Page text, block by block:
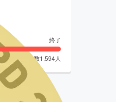
終了
支援者数1,594人